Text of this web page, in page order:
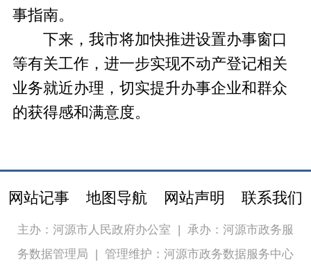
事指南。
下来，我市将加快推进设置办事窗口
等有关工作，进一步实现不动产登记相关
业务就近办理，切实提升办事企业和群众
的获得感和满意度。
网站记事 地图导航 网站声明 联系我们
主办：河源市人民政府办公室 | 承办：河源市政务服
务数据管理局 | 管理维护：河源市政务数据服务中心